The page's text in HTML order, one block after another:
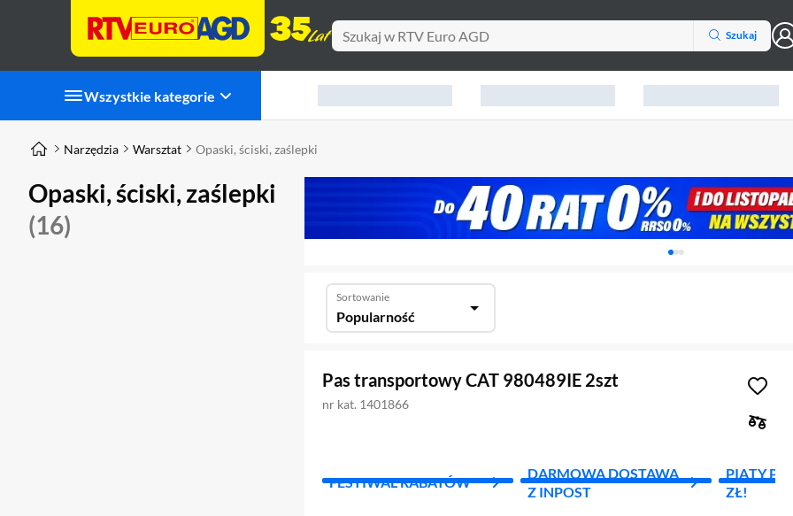
Szukaj
Wszystkie kategorie
Karuzela z banerami,
Narzędzia Warsztat Opaski, ściski, zaślepki
Opaski, ściski, zaślepki
(16)
Sortowanie
Popularność
Pas transportowy CAT 980489IE 2szt
nr kat. 1401866
FESTIWAL RABATÓW
DARMOWA DOSTAWA
Z INPOST
PIĄTY
ZŁ!